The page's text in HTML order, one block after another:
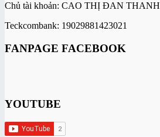
Chủ tài khoản: CAO THỊ ĐAN THANH
Teckcombank: 19029881423021
FANPAGE FACEBOOK
YOUTUBE